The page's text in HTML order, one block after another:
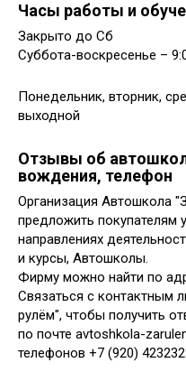
Часы работы и
Закрыто до Сб
Суббота-воскресенье –
Понедельник, вторник,
выходной
Отзывы об
вождения, телефон
Организация Автошкола
предложить покупателям
направлениях
и курсы, Автошколы.
Фирму можно найти по
Связаться с контактным
рулём", чтобы получить
по почте avtoshkola-
телефонов +7 (920)